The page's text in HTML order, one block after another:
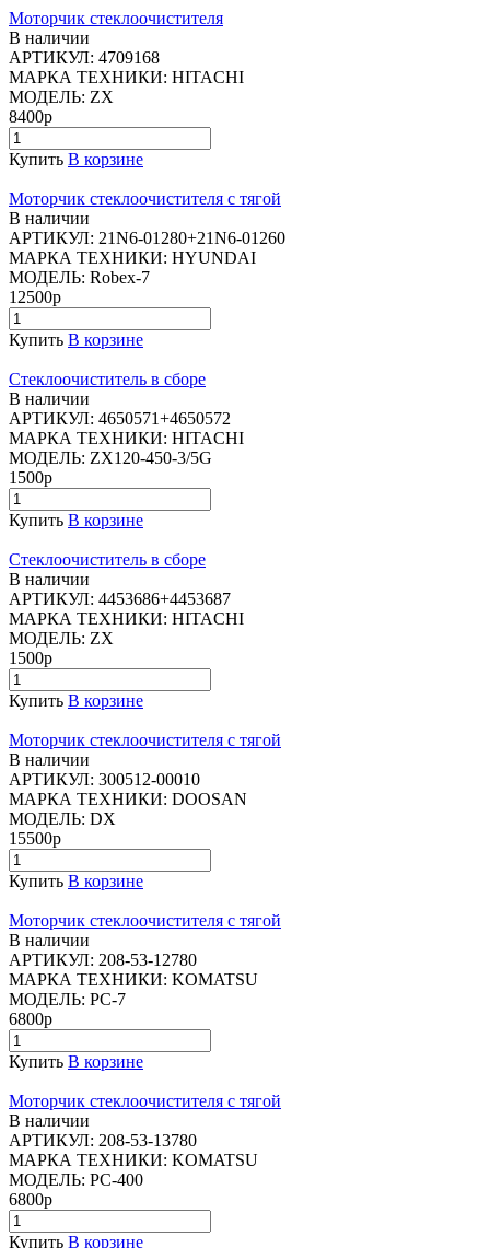
Моторчик стеклоочистителя
В наличии
АРТИКУЛ: 4709168
МАРКА ТЕХНИКИ: HITACHI
МОДЕЛЬ: ZX
8400р
Купить В корзине
Моторчик стеклоочистителя с тягой
В наличии
АРТИКУЛ: 21N6-01280+21N6-01260
МАРКА ТЕХНИКИ: HYUNDAI
МОДЕЛЬ: Robex-7
12500р
Купить В корзине
Стеклоочиститель в сборе
В наличии
АРТИКУЛ: 4650571+4650572
МАРКА ТЕХНИКИ: HITACHI
МОДЕЛЬ: ZX120-450-3/5G
1500р
Купить В корзине
Стеклоочиститель в сборе
В наличии
АРТИКУЛ: 4453686+4453687
МАРКА ТЕХНИКИ: HITACHI
МОДЕЛЬ: ZX
1500р
Купить В корзине
Моторчик стеклоочистителя с тягой
В наличии
АРТИКУЛ: 300512-00010
МАРКА ТЕХНИКИ: DOOSAN
МОДЕЛЬ: DX
15500р
Купить В корзине
Моторчик стеклоочистителя с тягой
В наличии
АРТИКУЛ: 208-53-12780
МАРКА ТЕХНИКИ: KOMATSU
МОДЕЛЬ: PC-7
6800р
Купить В корзине
Моторчик стеклоочистителя с тягой
В наличии
АРТИКУЛ: 208-53-13780
МАРКА ТЕХНИКИ: KOMATSU
МОДЕЛЬ: PC-400
6800р
Купить В корзине